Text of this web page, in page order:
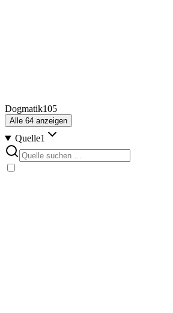
Dogmatik105
Alle 64 anzeigen
Quelle1